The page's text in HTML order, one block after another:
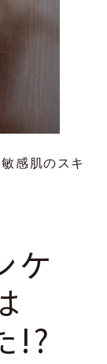
敏感肌のスキ
ケ
!?